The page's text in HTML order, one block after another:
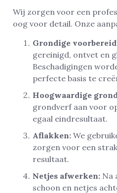
Wij zorgen voor een
oog voor detail. Onze
Grondige
gereinigd, ontvet en
Beschadigingen
perfecte basis te
Hoogwaardige
grondverf aan voor
egaal eindresultaat.
Aflakken: We
zorgen voor een
resultaat.
Netjes afwerken: Na
schoon en netjes